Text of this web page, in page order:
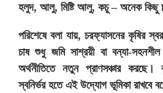
হলুদ, আলু, মিষ্টি আলু, কচু – অনেক কিছু
পরিশেষে বলা যায়, চরফ্যাসনের কৃষির
চাষ শুধু জমি সাশ্রয়ী বা বন্যা-
অর্থনীতিতে নতুন প্রাণসঞ্চার
স্বনির্ভর হতে এই উদ্যোগ ভূমিকা রাখবে